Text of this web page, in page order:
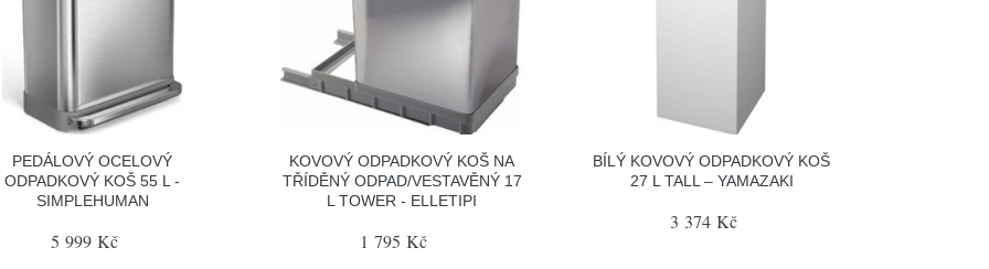
PEDÁLOVÝ OCELOVÝ
ODPADKOVÝ KOŠ 55 L -
SIMPLEHUMAN
5 999 Kč
KOVOVÝ ODPADKOVÝ KOŠ NA
TŘÍDĚNÝ ODPAD/VESTAVĚNÝ 17
L TOWER - ELLETIPI
1 795 Kč
BÍLÝ KOVOVÝ ODPADKOVÝ KOŠ
27 L TALL – YAMAZAKI
3 374 Kč